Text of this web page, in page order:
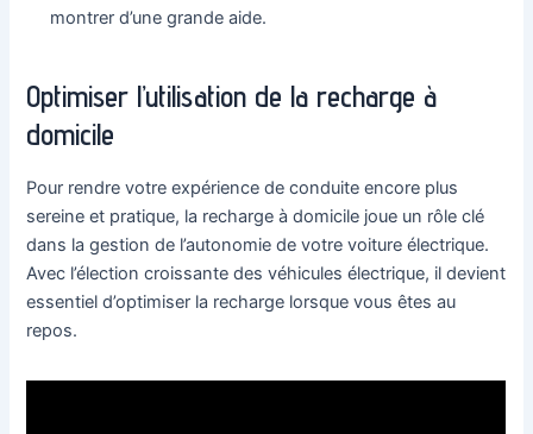
montrer d’une grande aide.
Optimiser l’utilisation de la recharge à
domicile
Pour rendre votre expérience de conduite encore plus
sereine et pratique, la recharge à domicile joue un rôle clé
dans la gestion de l’autonomie de votre voiture électrique.
Avec l’élection croissante des véhicules électrique, il devient
essentiel d’optimiser la recharge lorsque vous êtes au
repos.